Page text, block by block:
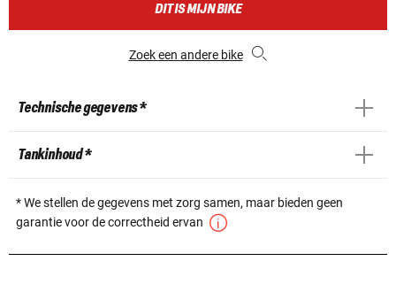
DIT IS MIJN BIKE
Zoek een andere bike
Technische gegevens *
Tankinhoud *
* We stellen de gegevens met zorg samen, maar bieden geen
garantie voor de correctheid ervan